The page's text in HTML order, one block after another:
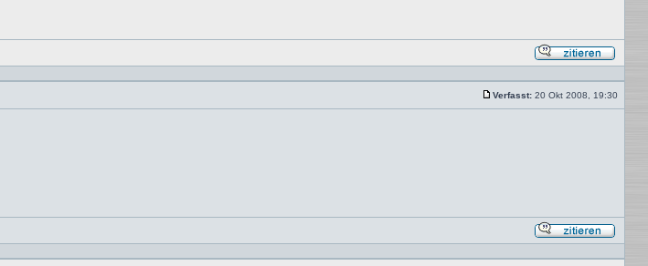
Mit
Verfasst: 20 Okt 2008, 19:30
Mit